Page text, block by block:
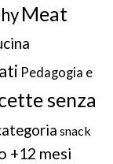
Meat
Pedagogia e
senza
snack
+12 mesi